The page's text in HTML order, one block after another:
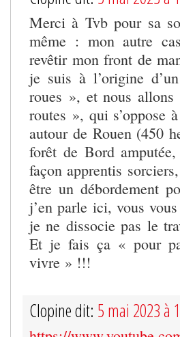
Merci à Tvb pour sa
même : mon autre
revêtir mon front de
je suis à l’origine
roues », et nous
routes », qui s’oppose
autour de Rouen (450
forêt de Bord
façon apprentis
être un débordement
j’en parle ici, vous
je ne dissocie pas le
Et je fais ça « pour
vivre » !!!
Clopine dit: 5 mai 2023 à